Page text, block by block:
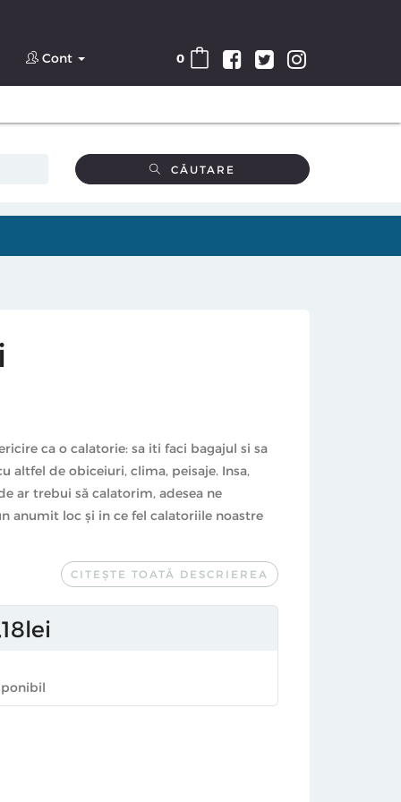
0
Cont
CĂUTARE
ca o calatorie: sa iti faci bagajul si sa
altfel de obiceiuri, clima, peisaje. Insa,
ar trebui să calatorim, adesea ne
anumit loc şi in ce fel calatoriile noastre
– printre care Flaubert, Edward Hopper,
vacantelor, la minibarurile din
exact ce să facem cand ajungem
adevaratele motive pentru care
CITEȘTE TOATĂ DESCRIEREA
18lei